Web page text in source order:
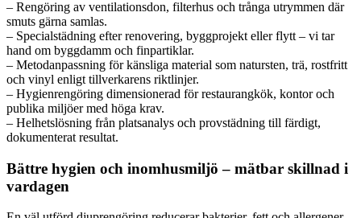
– Rengöring av ventilationsdon, filterhus och trånga utrymmen där
smuts gärna samlas.
– Specialstädning efter renovering, byggprojekt eller flytt – vi tar
hand om byggdamm och finpartiklar.
– Metodanpassning för känsliga material som natursten, trä, rostfritt
och vinyl enligt tillverkarens riktlinjer.
– Hygienrengöring dimensionerad för restaurangkök, kontor och
publika miljöer med höga krav.
– Helhetslösning från platsanalys och provstädning till färdigt,
dokumenterat resultat.
Bättre hygien och inomhusmiljö – mätbar skillnad i
vardagen